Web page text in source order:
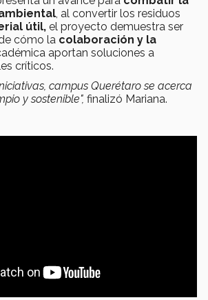
, al convertir los residuos
útil, el proyecto demuestra ser
cómo la colaboración y la
aportan soluciones a
críticos.
campus Querétaro se acerca
y sostenible", finalizó Mariana.